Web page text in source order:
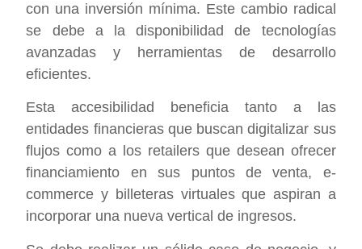
con una inversión mínima. Este cambio radical
se debe a la disponibilidad de tecnologías
avanzadas y herramientas de desarrollo
eficientes.
Esta accesibilidad beneficia tanto a las
entidades financieras que buscan digitalizar sus
flujos como a los retailers que desean ofrecer
financiamiento en sus puntos de venta, e-
commerce y billeteras virtuales que aspiran a
incorporar una nueva vertical de ingresos.